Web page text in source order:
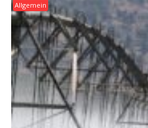
Allgemein